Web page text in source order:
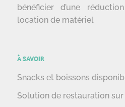
bénéficier d’une
location de matériel
À SAVOIR
Snacks et boissons
Solution de restauration sur